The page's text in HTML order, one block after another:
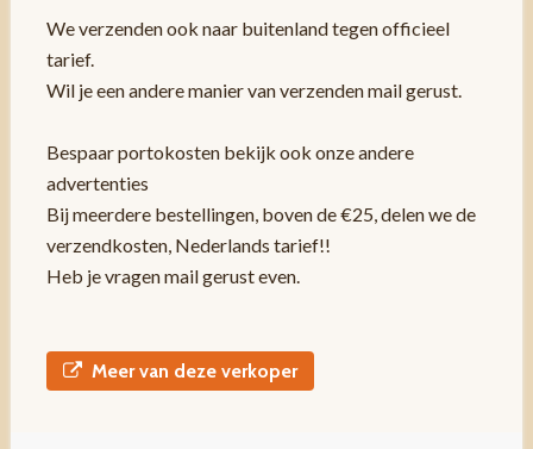
We verzenden ook naar buitenland tegen officieel
tarief.
Wil je een andere manier van verzenden mail gerust.
Bespaar portokosten bekijk ook onze andere
advertenties
Bij meerdere bestellingen, boven de €25, delen we de
verzendkosten, Nederlands tarief!!
Heb je vragen mail gerust even.
Meer van deze verkoper